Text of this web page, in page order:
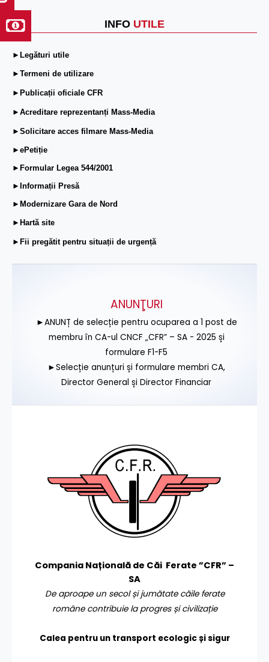
INFO UTILE
►Legături utile
►Termeni de utilizare
►Publicații oficiale CFR
►Acreditare reprezentanți Mass-Media
►Solicitare acces filmare Mass-Media
►ePetiție
►Formular Legea 544/2001
►Informații Presă
►Modernizare Gara de Nord
►Hartă site
►Fii pregătit pentru situații de urgență
ANUNŢURI
►ANUNȚ de selecție pentru ocuparea a 1 post de
membru în CA-ul CNCF „CFR” – SA - 2025 și
formulare F1-F5
►Selecție anunțuri și formulare membri CA,
Director General și Director Financiar
Compania Națională de Căi Ferate ”CFR” –
SA
De aproape un secol și jumătate căile ferate
române contribuie la progres și civilizație
Calea pentru un transport ecologic și sigur